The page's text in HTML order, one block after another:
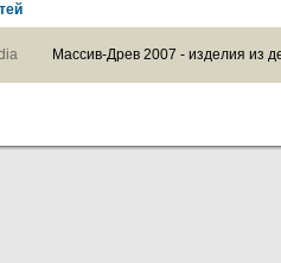
Массив-Древ 2007 - изделия из